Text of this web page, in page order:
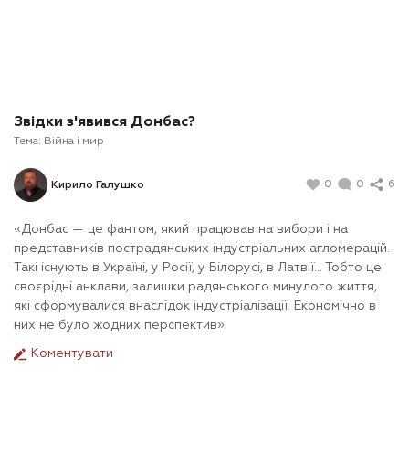
Звідки з'явився Донбас?
Тема: Війна і мир
Кирило Галушко 0 0 6
«Донбас — це фантом, який працював на вибори і на
представників пострадянських індустріальних агломерацій.
Такі існують в Україні, у Росії, у Білорусі, в Латвії... Тобто це
своєрідні анклави, залишки радянського минулого життя,
які сформувалися внаслідок індустріалізації. Економічно в
них не було жодних перспектив».
Коментувати